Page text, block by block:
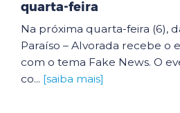
quarta-feira
Na próxima quarta-feira (6),
Paraíso – Alvorada recebe o
com o tema Fake News. O
co... [saiba mais]